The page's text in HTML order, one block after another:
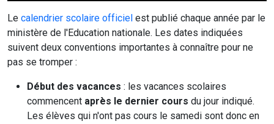
Le calendrier scolaire officiel est publié chaque année par le
ministère de l'Education nationale. Les dates indiquées
suivent deux conventions importantes à connaître pour ne
pas se tromper :
Début des vacances : les vacances scolaires
commencent après le dernier cours du jour indiqué.
Les élèves qui n'ont pas cours le samedi sont donc en